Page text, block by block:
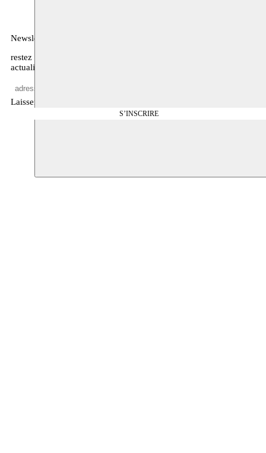
Newsletter
restez informé·es sur notre programme, l’agenda, et d’autres
actualités
Laisser vide
S’INSCRIRE